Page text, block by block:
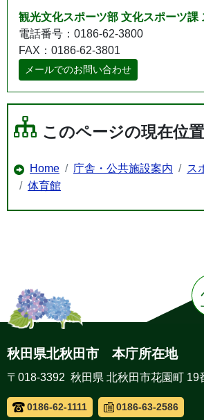
観光文化スポーツ部 文化スポーツ課
電話番号：0186-62-3800
FAX：0186-62-3801
メールでのお問い合わせ
このページの現在位置
Home 庁舎・公共施設案内
ス
体育館
秋田県北秋田市 本庁所在地
〒018-3392 秋田県 北秋田市花園町 19
0186-62-1111 0186-63-2586